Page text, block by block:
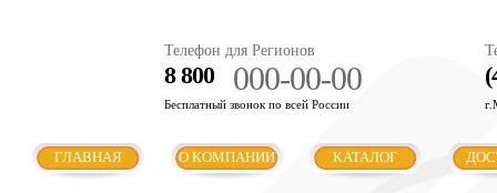
Телефон для Регионов
8 800 000-00-00
Бесплатный звонок по всей России
ГЛАВНАЯ О КОМПАНИИ КАТАЛОГ